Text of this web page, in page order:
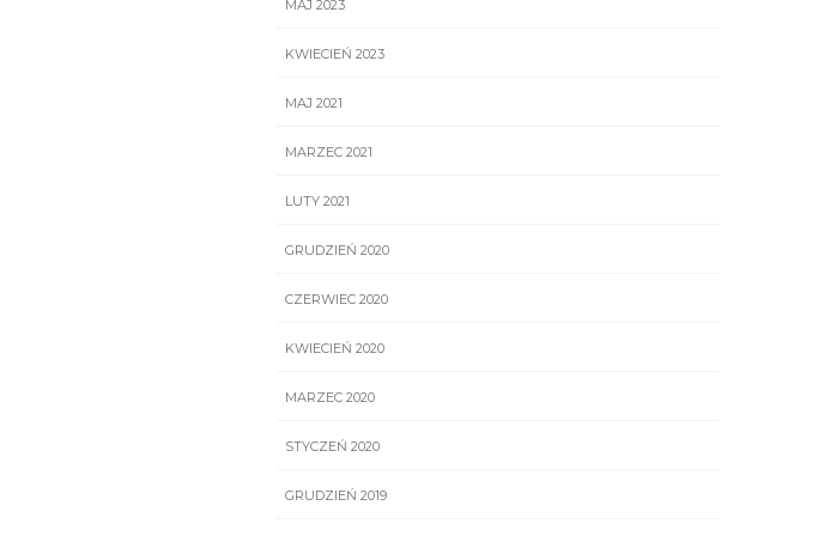
MAJ 2023
KWIECIEŃ 2023
MAJ 2021
MARZEC 2021
LUTY 2021
GRUDZIEŃ 2020
CZERWIEC 2020
KWIECIEŃ 2020
MARZEC 2020
STYCZEŃ 2020
GRUDZIEŃ 2019